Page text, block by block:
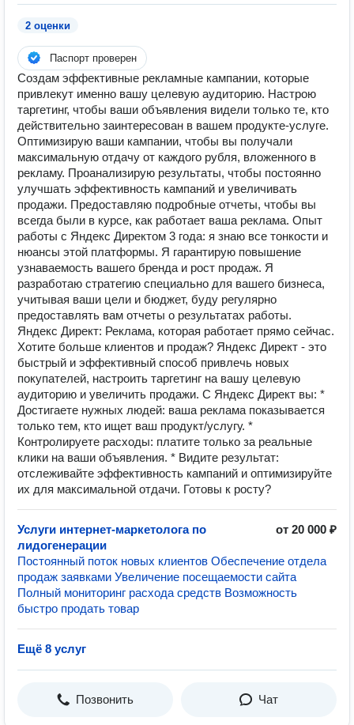
2 оценки
Паспорт проверен
Создам эффективные рекламные кампании, которые
привлекут именно вашу целевую аудиторию. Настрою
таргетинг, чтобы ваши объявления видели только те, кто
действительно заинтересован в вашем продукте-услуге.
Оптимизирую ваши кампании, чтобы вы получали
максимальную отдачу от каждого рубля, вложенного в
рекламу. Проанализирую результаты, чтобы постоянно
улучшать эффективность кампаний и увеличивать
продажи. Предоставляю подробные отчеты, чтобы вы
всегда были в курсе, как работает ваша реклама. Опыт
работы с Яндекс Директом 3 года: я знаю все тонкости и
нюансы этой платформы. Я гарантирую повышение
узнаваемость вашего бренда и рост продаж. Я
разработаю стратегию специально для вашего бизнеса,
учитывая ваши цели и бюджет, буду регулярно
предоставлять вам отчеты о результатах работы.
Яндекс Директ: Реклама, которая работает прямо сейчас.
Хотите больше клиентов и продаж? Яндекс Директ - это
быстрый и эффективный способ привлечь новых
покупателей, настроить таргетинг на вашу целевую
аудиторию и увеличить продажи. С Яндекс Директ вы: *
Достигаете нужных людей: ваша реклама показывается
только тем, кто ищет ваш продукт/услугу. *
Контролируете расходы: платите только за реальные
клики на ваши объявления. * Видите результат:
отслеживайте эффективность кампаний и оптимизируйте
их для максимальной отдачи. Готовы к росту?
Услуги интернет-маркетолога по
лидогенерации
от 20 000 ₽
Постоянный поток новых клиентов Обеспечение отдела
продаж заявками Увеличение посещаемости сайта
Полный мониторинг расхода средств Возможность
быстро продать товар
Ещё 8 услуг
Позвонить Чат